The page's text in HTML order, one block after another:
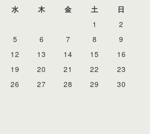
水 木 金 土
日
1
2
5 6 7 8
9
12 13 14 15
16
19 20 21 22
23
26 27 28 29
30